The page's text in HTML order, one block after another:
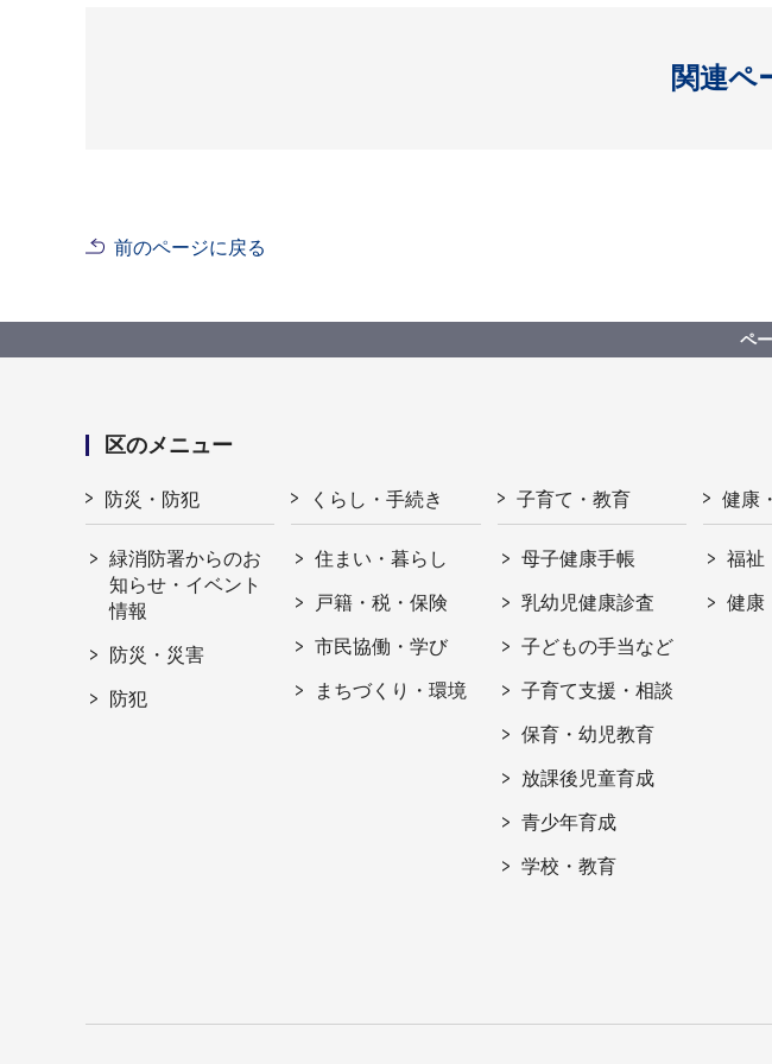
関連ペ
前のページに戻る
ペ
区のメニュー
防災・防犯
緑消防署からのお
知らせ・イベント
情報
防災・災害
防犯
くらし・手続き
住まい・暮らし
戸籍・税・保険
市民協働・学び
まちづくり・環境
子育て・教育
母子健康手帳
乳幼児健康診査
子どもの手当など
子育て支援・相談
保育・幼児教育
放課後児童育成
青少年育成
学校・教育
健康
福祉
健康